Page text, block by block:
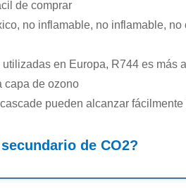
de comprar
no inflamable, no inflamable,
en Europa, R744 es más
capa de ozono
pueden alcanzar
de CO2?